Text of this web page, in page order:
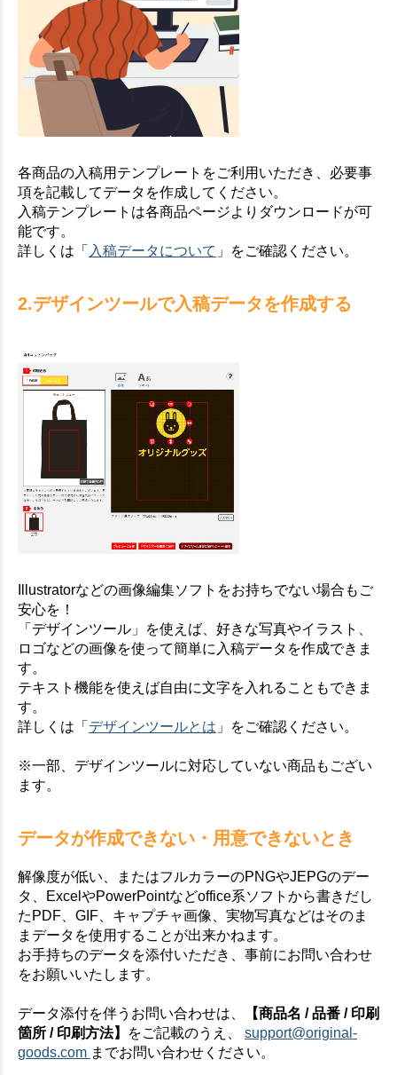
各商品の入稿用テンプレートをご利用いただき、必要事
項を記載してデータを作成してください。
入稿テンプレートは各商品ページよりダウンロードが可
能です。
詳しくは「 入稿データについて 」をご確認ください。
2.デザインツールで入稿データを作成する
Illustratorなどの画像編集ソフトをお持ちでない場合もご
安心を！
「デザインツール」を使えば、好きな写真やイラスト、
ロゴなどの画像を使って簡単に入稿データを作成できま
す。
テキスト機能を使えば自由に文字を入れることもできま
す。
詳しくは「 デザインツールとは 」をご確認ください。
※一部、デザインツールに対応していない商品もござい
ます。
データが作成できない・用意できないとき
解像度が低い、またはフルカラーのPNGやJEPGのデー
タ、ExcelやPowerPointなどoffice系ソフトから書きだし
たPDF、GIF、キャプチャ画像、実物写真などはそのま
まデータを使用することが出来かねます。
お手持ちのデータを添付いただき、事前にお問い合わせ
をお願いいたします。
データ添付を伴うお問い合わせは、
【商品名 / 品番 / 印刷
箇所 / 印刷方法】
をご記載のうえ、 support@original-
goods.com までお問い合わせください。